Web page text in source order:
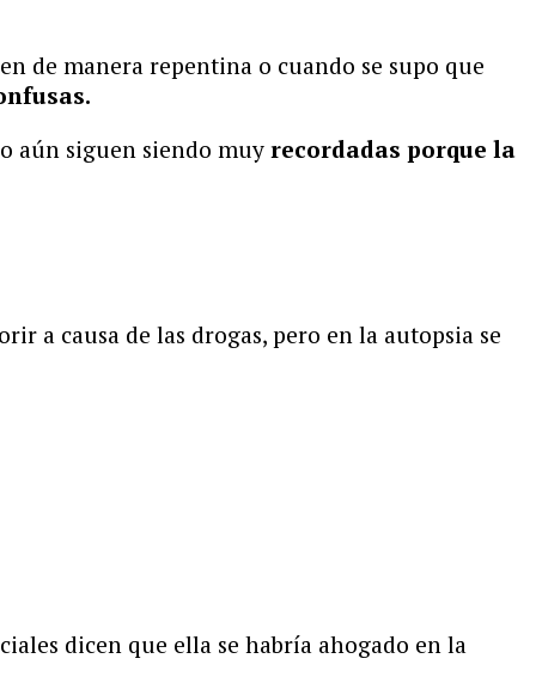
de manera repentina o cuando se supo que
aún siguen siendo muy recordadas porque la
a causa de las drogas, pero en la autopsia se
dicen que ella se habría ahogado en la